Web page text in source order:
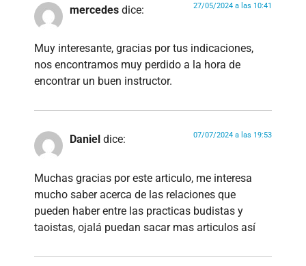
mercedes dice: 27/05/2024 a las 10:41
Muy interesante, gracias por tus indicaciones,
nos encontramos muy perdido a la hora de
encontrar un buen instructor.
Daniel dice: 07/07/2024 a las 19:53
Muchas gracias por este articulo, me interesa
mucho saber acerca de las relaciones que
pueden haber entre las practicas budistas y
taoistas, ojalá puedan sacar mas articulos así